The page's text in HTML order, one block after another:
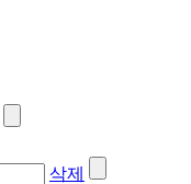
삭제